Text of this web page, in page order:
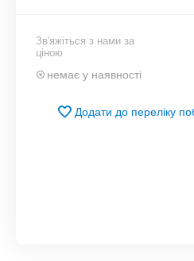
Зв'яжіться з нами за
ціною
немає у наявності
Додати до переліку